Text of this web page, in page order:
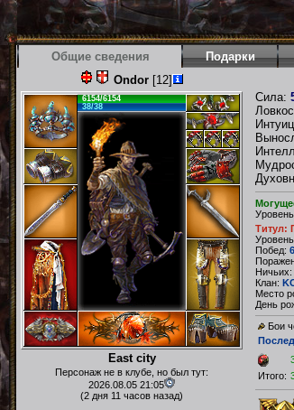
Общие сведения Подарки
Ondor[12]
6154/6154
38/38
East city
Персонаж не в клубе, но был тут:
2026.08.05 21:05
(2 дня 11 часов назад)
Сила:
Титул:
Побед:
Ничьих:
Клан:
Место
День
Бои
Итого: